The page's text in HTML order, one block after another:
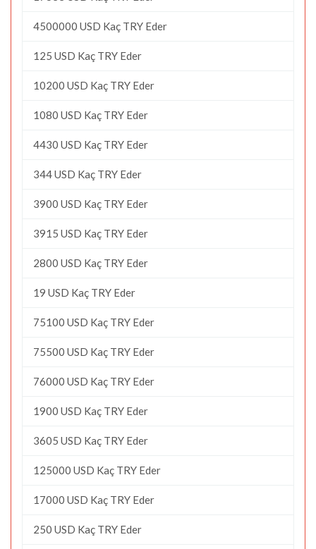
4500000 USD Kaç TRY Eder
125 USD Kaç TRY Eder
10200 USD Kaç TRY Eder
1080 USD Kaç TRY Eder
4430 USD Kaç TRY Eder
344 USD Kaç TRY Eder
3900 USD Kaç TRY Eder
3915 USD Kaç TRY Eder
2800 USD Kaç TRY Eder
19 USD Kaç TRY Eder
75100 USD Kaç TRY Eder
75500 USD Kaç TRY Eder
76000 USD Kaç TRY Eder
1900 USD Kaç TRY Eder
3605 USD Kaç TRY Eder
125000 USD Kaç TRY Eder
17000 USD Kaç TRY Eder
250 USD Kaç TRY Eder